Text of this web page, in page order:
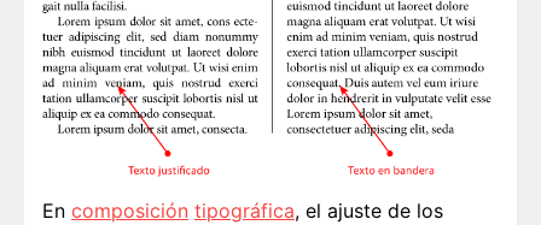
En composición tipográfica, el ajuste de los